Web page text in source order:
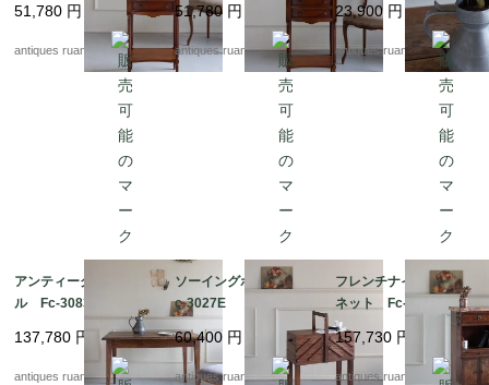
51,780 円
antiques ruan
51,780 円
antiques ruan
23,900 円
antiques ruan
アンティークテーブ
ル Fc-3083
137,780 円
antiques ruan
ソーイングボックス F
c-3027E
60,400 円
antiques ruan
フレンチナイトキャビ
ネット Fc-3017
157,730 円
antiques ruan